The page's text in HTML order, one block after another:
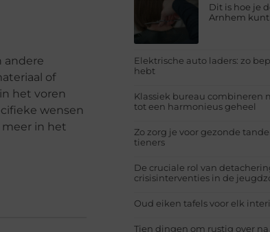
andere
of
het voren
wensen
in het
Dit is hoe je
Arnhem
Elektrische auto laders: zo
hebt
Klassiek bureau combineren
tot een harmonieus geheel
Zo zorg je voor gezonde
tieners
De cruciale rol van
crisisinterventies in de
Oud eiken tafels voor elk
Tien dingen om rustig over